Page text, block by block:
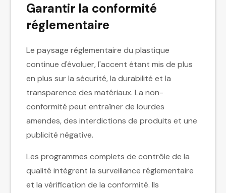
Garantir la conformité
réglementaire
Le paysage réglementaire du plastique
continue d'évoluer, l'accent étant mis de plus
en plus sur la sécurité, la durabilité et la
transparence des matériaux. La non-
conformité peut entraîner de lourdes
amendes, des interdictions de produits et une
publicité négative.
Les programmes complets de contrôle de la
qualité intègrent la surveillance réglementaire
et la vérification de la conformité. Ils